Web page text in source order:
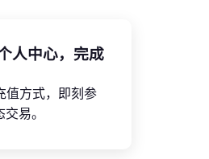
人中心，完成
值方式，即刻参
易。